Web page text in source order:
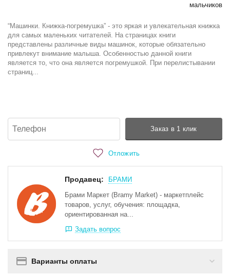
мальчиков
“Машинки. Книжка-погремушка” - это яркая и увлекательная книжка
для самых маленьких читателей. На страницах книги
представлены различные виды машинок, которые обязательно
привлекут внимание малыша. Особенностью данной книги
является то, что она является погремушкой. При перелистывании
страниц...
Заказ в 1 клик
Отложить
Продавец:
БРАМИ
Брами Маркет (Bramy Market) - маркетплейс
товаров, услуг, обучения: площадка,
ориентированная на...
Задать вопрос
Варианты оплаты